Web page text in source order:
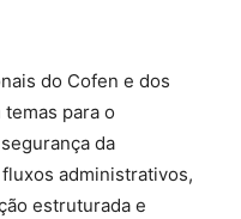
do Cofen e dos
para o
da
administrativos,
estruturada e